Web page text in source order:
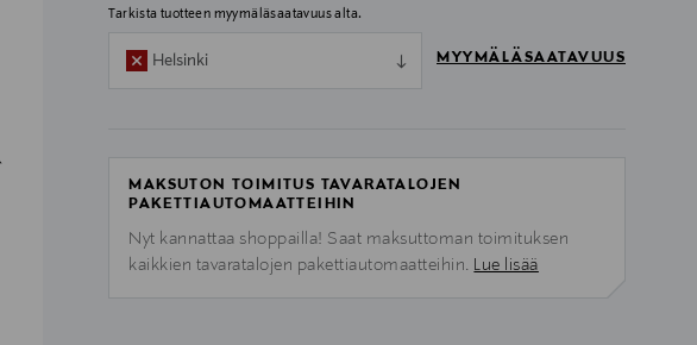
Tarkista tuotteen myymäläsaatavuus alta.
Helsinki MYYMÄLÄSAATAVUUS
MAKSUTON TOIMITUS TAVARATALOJEN
PAKETTIAUTOMAATTEIHIN
Nyt kannattaa shoppailla! Saat maksuttoman toimituksen
kaikkien tavaratalojen pakettiautomaatteihin. Lue lisää